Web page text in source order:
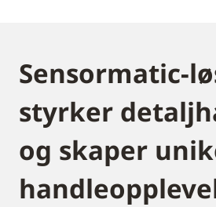
Sensormatic-
styrker
og skaper